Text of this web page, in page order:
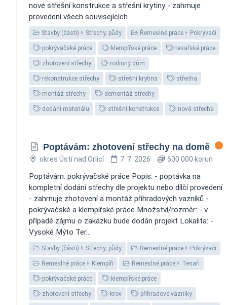
nové střešní konstrukce a střešní krytiny - zahrnuje
provedení všech souvisejících...
Stavby (části) Střechy, půdy Řemeslné práce Pokrývači
pokrývačské práce klempířské práce tesařské práce
zhotovení střechy rodinný dům
rekonstrukce střechy střešní krytina střecha
montáž střechy demontáž střechy
dodání materiálu střešní konstrukce nová střecha
Poptávám: zhotovení střechy na domě
okres Ústí nad Orlicí 7. 7. 2026 600 000 korun
Poptávám: pokrývačské práce Popis: - poptávka na
kompletní dodání střechy dle projektu nebo dílčí provedení
- zahrnuje zhotovení a montáž příhradových vazníků -
pokrývačské a klempířské práce Množství/rozměr: - v
případě zájmu o zakázku bude dodán projekt Lokalita: -
Vysoké Mýto Ter...
Stavby (části) Střechy, půdy Řemeslné práce Pokrývači
Řemeslné práce Klempíři Řemeslné práce Tesaři
pokrývačské práce klempířské práce
zhotovení střechy krov příhradové vazníky